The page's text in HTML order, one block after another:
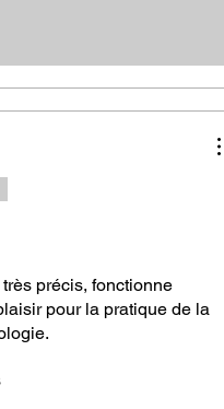
pendulum with the Flower of
of €30 instead of €40! This
harmonizes and raises
Pendulum?
for the most
density make it a reliable and
energies with great
or an informed amateur,
précis, fonctionne
pour la pratique de la